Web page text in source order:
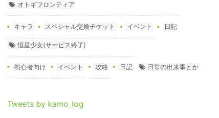
オトギフロンティア
キャラ スペシャル交換チケット イベント 日記
恒星少女(サービス終了)
初心者向け イベント 攻略 日記 日常の出来事とか
Tweets by kamo_log